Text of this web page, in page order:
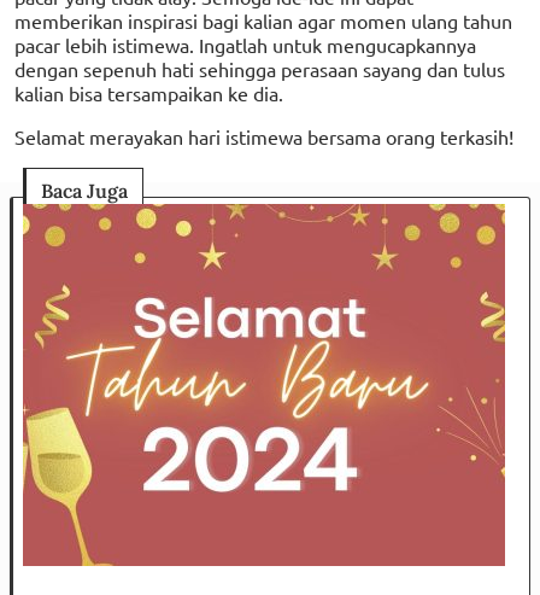
memberikan inspirasi bagi kalian agar momen ulang tahun
pacar lebih istimewa. Ingatlah untuk mengucapkannya
dengan sepenuh hati sehingga perasaan sayang dan tulus
kalian bisa tersampaikan ke dia.
Selamat merayakan hari istimewa bersama orang terkasih!
Baca Juga